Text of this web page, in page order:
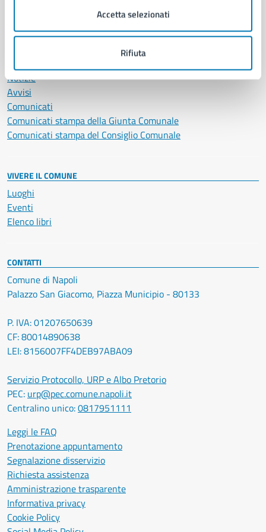
Accetta selezionati
Rifiuta
Notizie
Avvisi
Comunicati
Comunicati stampa della Giunta Comunale
Comunicati stampa del Consiglio Comunale
VIVERE IL COMUNE
Luoghi
Eventi
Elenco libri
CONTATTI
Comune di Napoli
Palazzo San Giacomo, Piazza Municipio - 80133
P. IVA: 01207650639
CF: 80014890638
LEI: 8156007FF4DEB97ABA09
Servizio Protocollo, URP e Albo Pretorio
PEC: urp@pec.comune.napoli.it
Centralino unico:0817951111
Leggi le FAQ
Prenotazione appuntamento
Segnalazione disservizio
Richiesta assistenza
Amministrazione trasparente
Informativa privacy
Cookie Policy